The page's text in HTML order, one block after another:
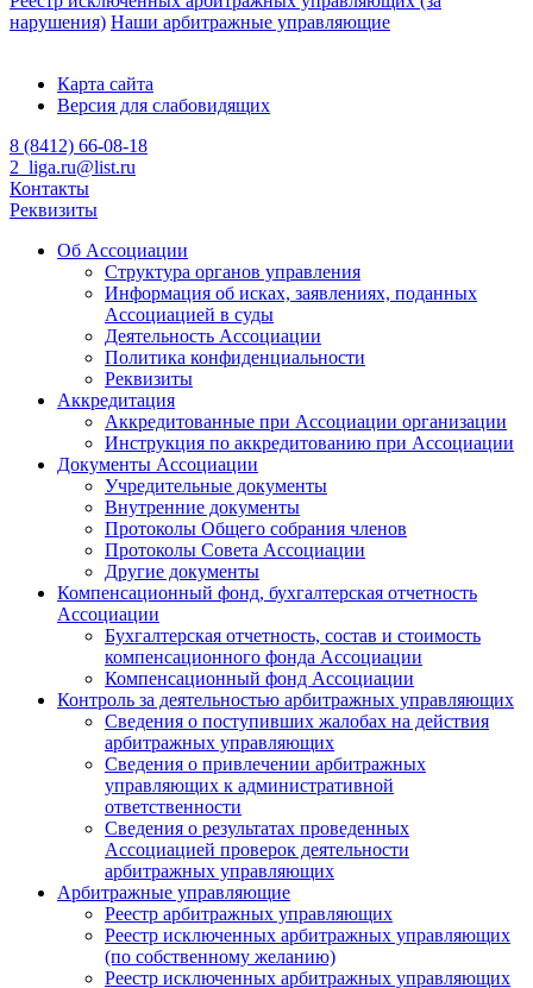
нарушения) Наши арбитражные управляющие
Карта сайта
Версия для слабовидящих
8 (8412) 66-08-18
2_liga.ru@list.ru
Контакты
Реквизиты
Об Ассоциации
Структура органов управления
Информация об исках, заявлениях, поданных
Ассоциацией в суды
Деятельность Ассоциации
Политика конфиденциальности
Реквизиты
Аккредитация
Аккредитованные при Ассоциации организации
Инструкция по аккредитованию при Ассоциации
Документы Ассоциации
Учредительные документы
Внутренние документы
Протоколы Общего собрания членов
Протоколы Совета Ассоциации
Другие документы
Компенсационный фонд, бухгалтерская отчетность
Ассоциации
Бухгалтерская отчетность, состав и стоимость
компенсационного фонда Ассоциации
Компенсационный фонд Ассоциации
Контроль за деятельностью арбитражных управляющих
Сведения о поступивших жалобах на действия
арбитражных управляющих
Сведения о привлечении арбитражных
управляющих к административной
ответственности
Сведения о результатах проведенных
Ассоциацией проверок деятельности
арбитражных управляющих
Арбитражные управляющие
Реестр арбитражных управляющих
Реестр исключенных арбитражных управляющих
(по собственному желанию)
Реестр исключенных арбитражных управляющих